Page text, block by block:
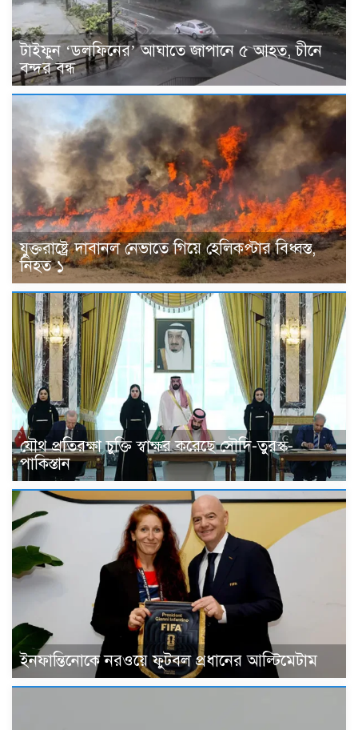
টাইফুন ‘ডলফিনের’ আঘাতে জাপানে ৫ আহত, চীনে
বন্দর বন্ধ
যুক্তরাষ্ট্রে দাবানল নেভাতে গিয়ে হেলিকপ্টার বিধ্বস্ত,
নিহত ১
যৌথ প্রতিরক্ষা চুক্তি স্বাক্ষর করেছে সৌদি-তুরস্ক-
পাকিস্তান
ইনফান্তিনোকে নরওয়ে ফুটবল প্রধানের আল্টিমেটাম